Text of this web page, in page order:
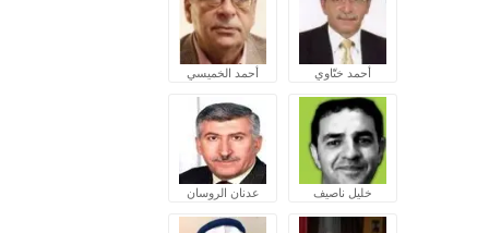
أحمد ختّاوي أحمد الخميسي
خليل ناصيف عدنان الروسان